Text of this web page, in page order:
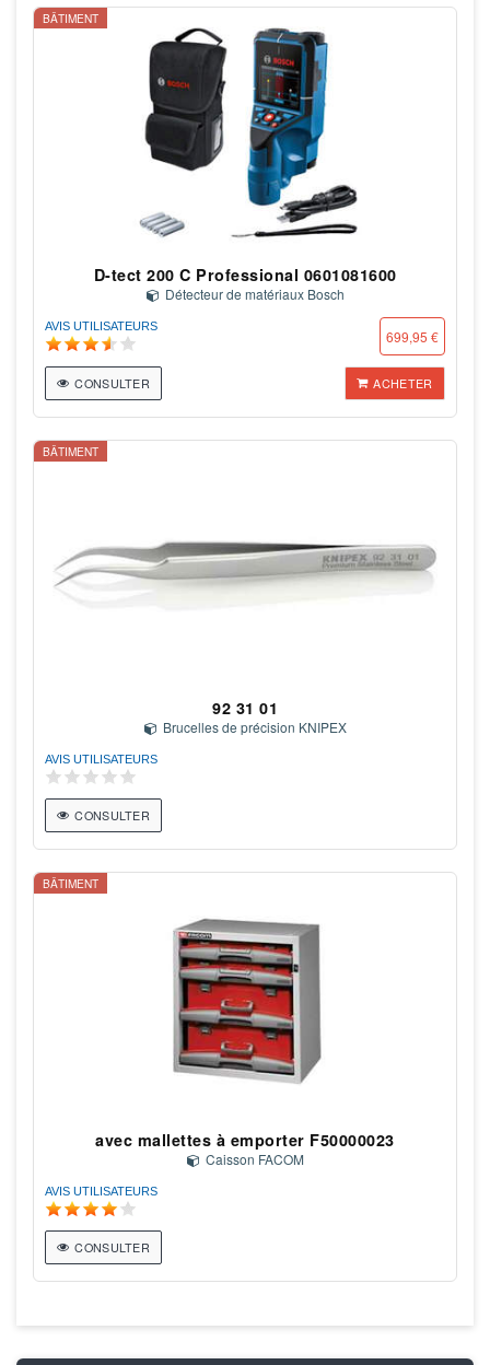
BÂTIMENT
D-tect 200 C Professional 0601081600
Détecteur de matériaux Bosch
AVIS UTILISATEURS
699,95 €
CONSULTER ACHETER
BÂTIMENT
92 31 01
Brucelles de précision KNIPEX
AVIS UTILISATEURS
CONSULTER
BÂTIMENT
avec mallettes à emporter F50000023
Caisson FACOM
AVIS UTILISATEURS
CONSULTER